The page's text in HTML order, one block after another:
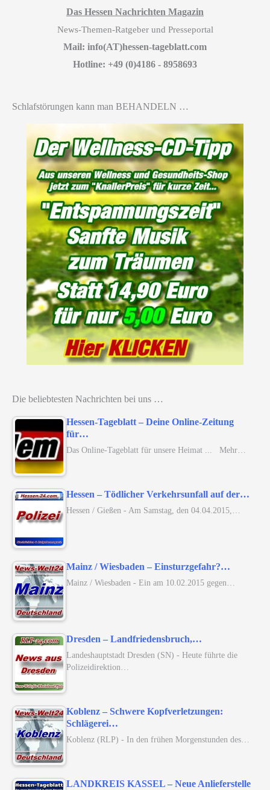
Das Hessen Nachrichten Magazin
News-Themen-Ratgeber und Presseportal
Mail: info(AT)hessen-tageblatt.com
Hotline: +49 (0)4186 - 8958693
Schlafstörungen kann man BEHANDELN …
Die beliebtesten Nachrichten bei uns …
Hessen-Tageblatt – Deine Online-Zeitung
für…
Das Online-Tageblatt für unsere Heimat ... Mehr…
Hessen – Tödlicher Verkehrsunfall auf der…
Hessen / Gießen - Am Samstag, den 04.04.2015,…
Mainz / Wiesbaden – Einsturzgefahr?…
Mainz / Wiesbaden - Ein am 10.02.2015 gegen…
Dresden – Landfriedensbruch,…
Landeshauptstadt Dresden (SN) - Heute führte die
Polizeidirektion…
Koblenz – Schwere Kopfverletzungen:
Schlägerei…
Koblenz (RLP) - In den frühen Morgenstunden des…
LANDKREIS KASSEL – Neue Anlieferstelle